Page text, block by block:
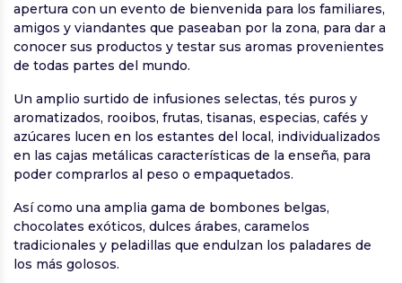
apertura con un evento de bienvenida para los familiares,
amigos y viandantes que paseaban por la zona, para dar a
conocer sus productos y testar sus aromas provenientes
de todas partes del mundo.
Un amplio surtido de infusiones selectas, tés puros y
aromatizados, rooibos, frutas, tisanas, especias, cafés y
azúcares lucen en los estantes del local, individualizados
en las cajas metálicas características de la enseña, para
poder comprarlos al peso o empaquetados.
Así como una amplia gama de bombones belgas,
chocolates exóticos, dulces árabes, caramelos
tradicionales y peladillas que endulzan los paladares de
los más golosos.